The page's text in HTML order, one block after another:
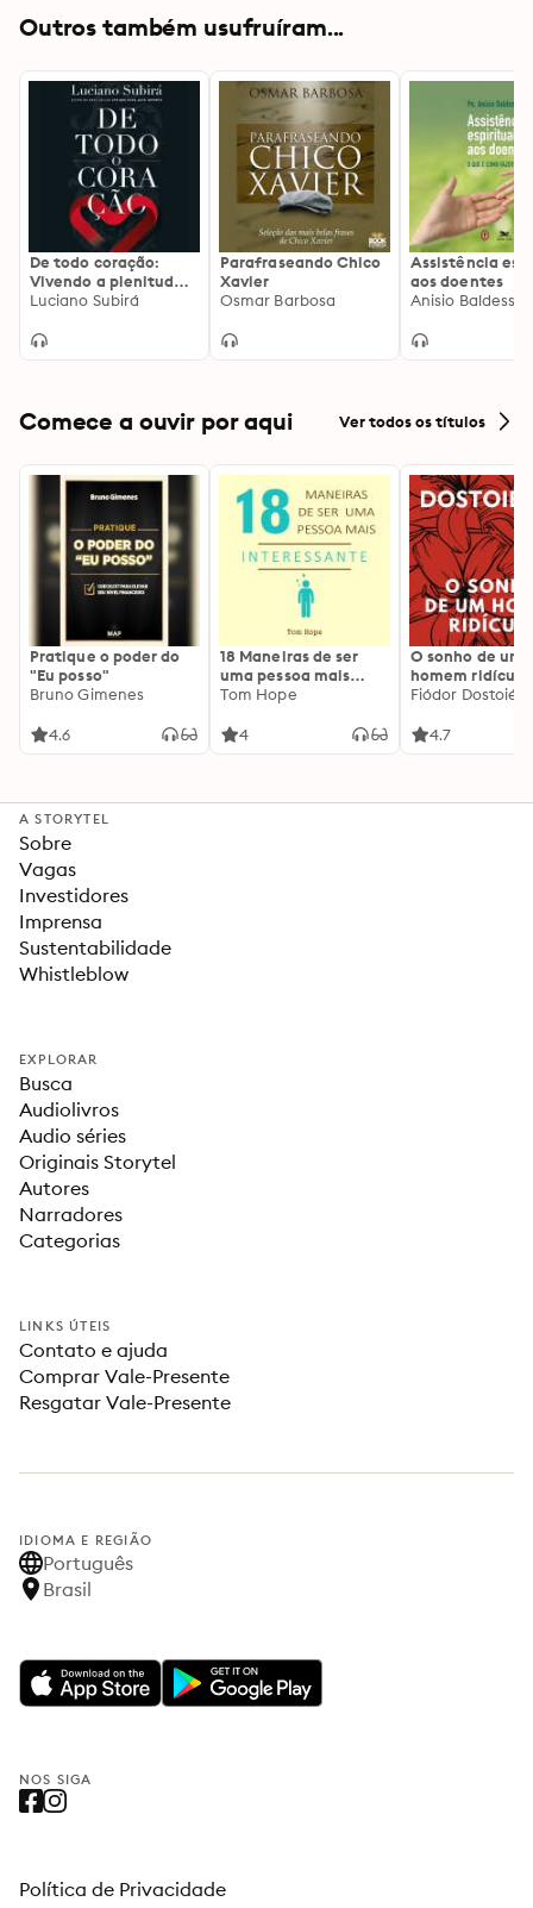
Outros também usufruíram...
De todo coração:
Vivendo a plenitude
do amor ao Senhor -
ampliada
Luciano Subirá
Parafraseando Chico
Xavier
Osmar Barbosa
Assistência
aos doentes
Anisio Baldessin
Comece a ouvir por aqui Ver todos os títulos
Pratique o poder do
"Eu posso"
Bruno Gimenes
4.6
18 Maneiras de ser
uma pessoa mais
interessante
Tom Hope
4
O sonho de um
homem ridículo
Fiódor
4.7
A STORYTEL
Sobre
Vagas
Investidores
Imprensa
Sustentabilidade
Whistleblow
EXPLORAR
Busca
Audiolivros
Audio séries
Originais Storytel
Autores
Narradores
Categorias
LINKS ÚTEIS
Contato e ajuda
Comprar Vale-Presente
Resgatar Vale-Presente
IDIOMA E REGIÃO
Português
Brasil
NOS SIGA
Política de Privacidade